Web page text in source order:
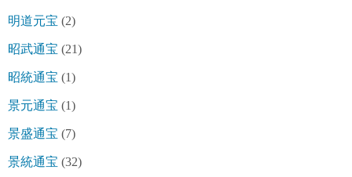
明道元宝 (2)
昭武通宝 (21)
昭統通宝 (1)
景元通宝 (1)
景盛通宝 (7)
景統通宝 (32)